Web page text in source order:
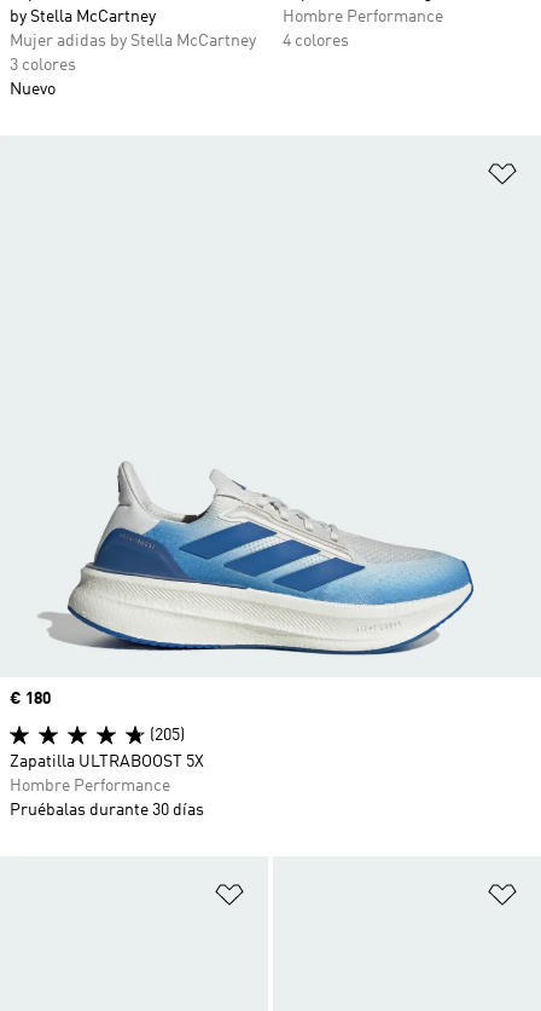
by Stella McCartney
Mujer adidas by Stella McCartney
3 colores
Nuevo
Hombre Performance
4 colores
Precio
€ 180
(205)
Zapatilla ULTRABOOST 5X
Hombre Performance
Pruébalas durante 30 días